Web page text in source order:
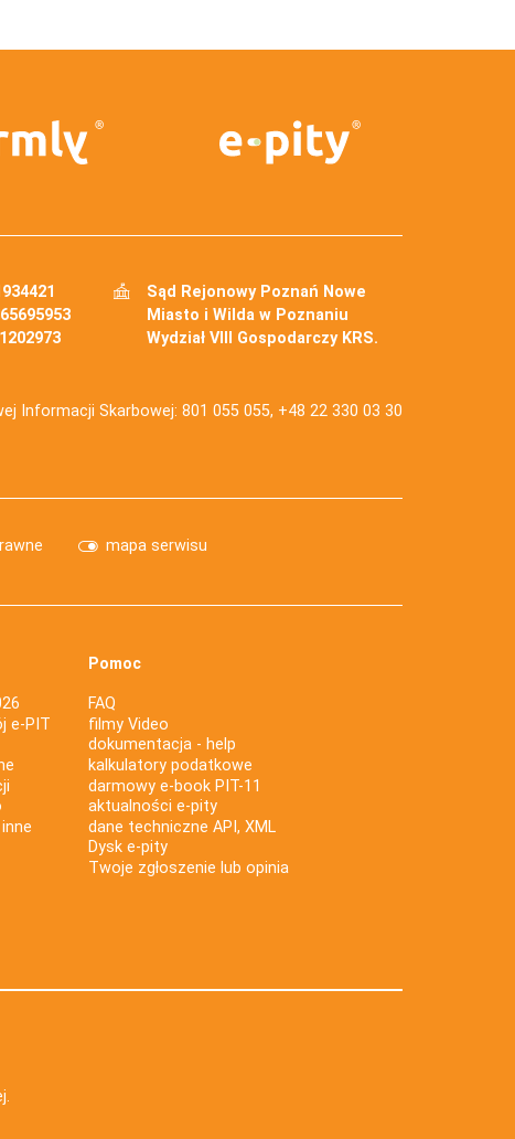
Sąd Rejonowy Poznań Nowe
Miasto i Wilda w Poznaniu
Wydział VIII Gospodarczy KRS.
Informacji Skarbowej: 801 055 055, +48 22 330 03 30
mapa serwisu
e-PIT
Pomoc
FAQ
filmy Video
dokumentacja - help
kalkulatory podatkowe
darmowy e-book PIT-11
aktualności e-pity
dane techniczne API, XML
Dysk e-pity
Twoje zgłoszenie lub opinia